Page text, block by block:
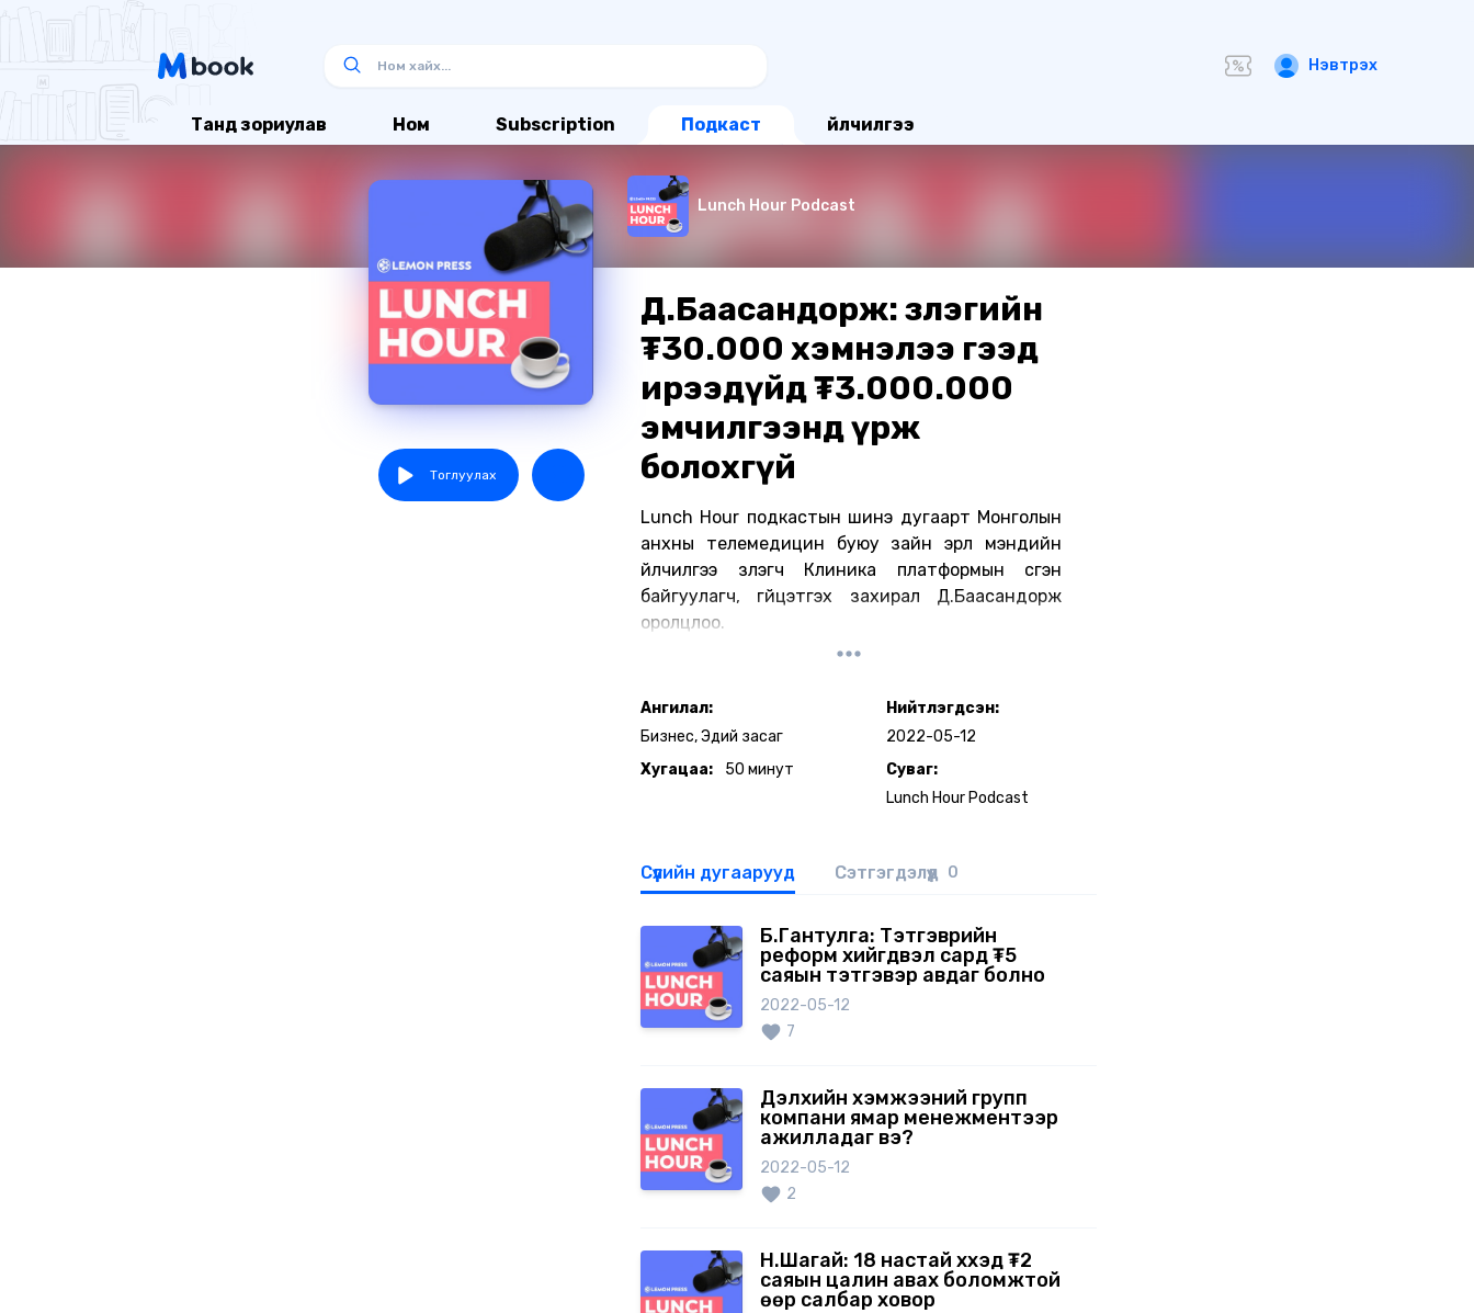
Нэвтрэх
Танд зориулав Ном Subscription Подкаст Үйлчилгээ
Lunch Hour Podcast
Тоглуулах
Д.Баасандорж: Үзлэгийн
₮30.000 хэмнэлээ гээд
ирээдүйд ₮3.000.000
эмчилгээнд үрж
болохгүй
Lunch Hour подкастын шинэ дугаарт Монголын
анхны телемедицин буюу зайн эрүүл мэндийн
үйлчилгээ үзүүлэгч Клиника платформын үүсгэн
байгуулагч, гүйцэтгэх захирал Д.Баасандорж
оролцлоо.
Ангилал:
Бизнес, Эдий засаг
Хугацаа:
50 минут
Нийтлэгдсэн:
2022-05-12
Суваг:
Lunch Hour Podcast
Сүүлийн дугаарууд Сэтгэгдэлүүд 0
Б.Гантулга: Тэтгэврийн
реформ хийгдвэл сард ₮5
саяын тэтгэвэр авдаг болно
2022-05-12
7
Дэлхийн хэмжээний групп
компани ямар менежментээр
ажилладаг вэ?
2022-05-12
2
Н.Шагай: 18 настай хүүхэд ₮2
саяын цалин авах боломжтой
өөр салбар ховор